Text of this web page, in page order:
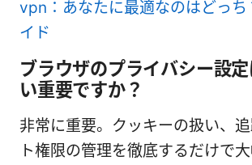
vpn：あなたに最適なのはどっち
イド
ブラウザのプライバシー設
い重要ですか？
非常に重要。クッキーの扱い、
ト権限の管理を徹底するだけで